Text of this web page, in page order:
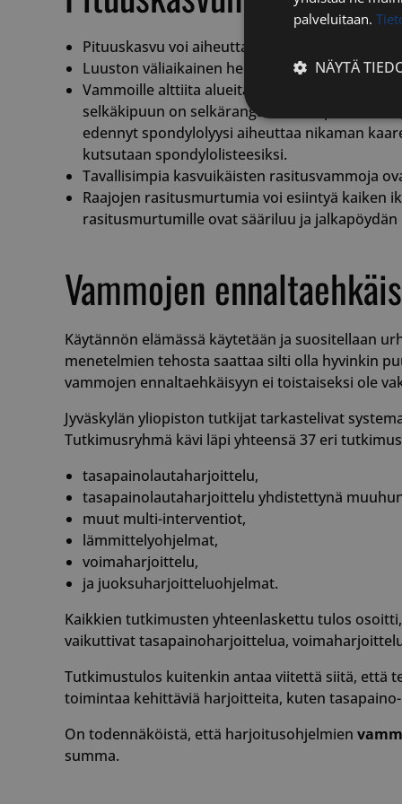
Pituuskasvu voi aiheuttaa kasvu-, polvi-,
Luuston väliaikainen heikentyminen (jopa
Vammoille alttiita alueita ovat mm.
selkäkipuun on selkärangan rasitusperäiset
edennyt spondylolyysi aiheuttaa nikaman
kutsutaan spondylolisteesiksi.
Tavallisimpia kasvuikäisten rasitusvammoja
Raajojen rasitusmurtumia voi esiintyä kaiken
rasitusmurtumille ovat sääriluu ja jalkapöydän
Vammojen
Käytännön elämässä käytetään ja suositellaan
menetelmien tehosta saattaa silti olla hyvinkin
vammojen ennaltaehkäisyyn ei toistaiseksi ole
Jyväskylän yliopiston tutkijat tarkastelivat
Tutkimusryhmä kävi läpi yhteensä 37 eri
tasapainolautaharjoittelu,
tasapainolautaharjoittelu yhdistettynä
muut multi-interventiot,
lämmittelyohjelmat,
voimaharjoittelu,
ja juoksuharjoitteluohjelmat.
Kaikkien tutkimusten yhteenlaskettu tulos
vaikuttivat tasapainoharjoittelua,
Tutkimustulos kuitenkin antaa viitettä siitä, että
toimintaa kehittäviä harjoitteita, kuten
On todennäköistä, että harjoitusohjelmien
summa.
palveluitaan.
NÄYTÄ
Ehdottomasti
Ehdottomasti
tilinhallinnan.
Nimi
__cf_bm
CookieScriptConsent